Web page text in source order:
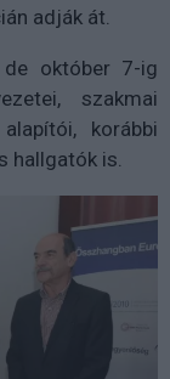
adják át.
október 7-ig
szakmai
korábbi
hallgatók is.